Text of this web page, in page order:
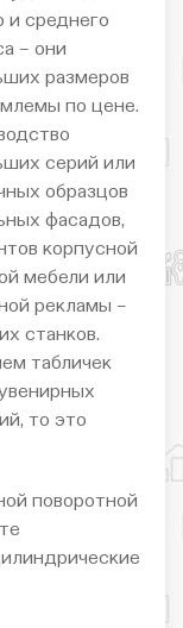
и среднего
– они
размеров
по цене.
серий или
образцов
фасадов,
корпусной
мебели или
рекламы –
станков.
табличек
то это
поворотной